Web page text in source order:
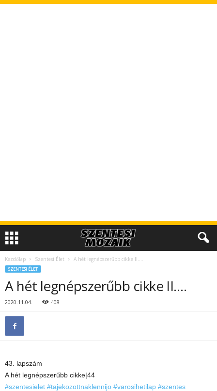
Kezdőlap Szentesi Élet A hét legnépszerűbb cikke II….
SZENTESI ÉLET
A hét legnépszerűbb cikke II….
2020.11.04. 408
43. lapszám
A hét legnépszerűbb cikke|44
#szentesielet #tajekozottnaklennijo #varosihetilap #szentes